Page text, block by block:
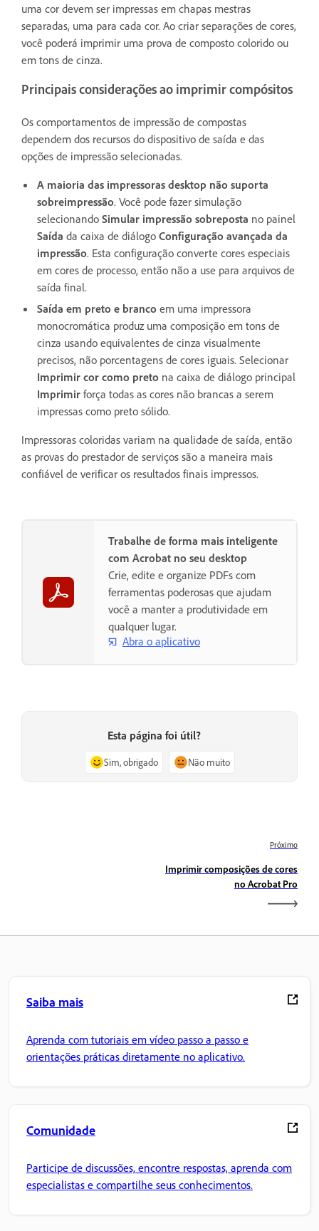
uma cor devem ser impressas em chapas mestras
separadas, uma para cada cor. Ao criar separações de cores,
você poderá imprimir uma prova de composto colorido ou
em tons de cinza.
Principais considerações ao imprimir compósitos
Os comportamentos de impressão de compostas
dependem dos recursos do dispositivo de saída e das
opções de impressão selecionadas.
A maioria das impressoras desktop não suporta
sobreimpressão. Você pode fazer simulação
selecionando Simular impressão sobreposta no painel
Saída da caixa de diálogo Configuração avançada da
impressão. Esta configuração converte cores especiais
em cores de processo, então não a use para arquivos de
saída final.
Saída em preto e branco em uma impressora
monocromática produz uma composição em tons de
cinza usando equivalentes de cinza visualmente
precisos, não porcentagens de cores iguais. Selecionar
Imprimir cor como preto na caixa de diálogo principal
Imprimir força todas as cores não brancas a serem
impressas como preto sólido.
Impressoras coloridas variam na qualidade de saída, então
as provas do prestador de serviços são a maneira mais
confiável de verificar os resultados finais impressos.
Trabalhe de forma mais inteligente
com Acrobat no seu desktop
Crie, edite e organize PDFs com
ferramentas poderosas que ajudam
você a manter a produtividade em
qualquer lugar.
Abra o aplicativo
Esta página foi útil?
Sim, obrigado Não muito
Próximo
Imprimir composições de cores
no Acrobat Pro
Saiba mais
Aprenda com tutoriais em vídeo passo a passo e
orientações práticas diretamente no aplicativo.
Comunidade
Participe de discussões, encontre respostas, aprenda com
especialistas e compartilhe seus conhecimentos.